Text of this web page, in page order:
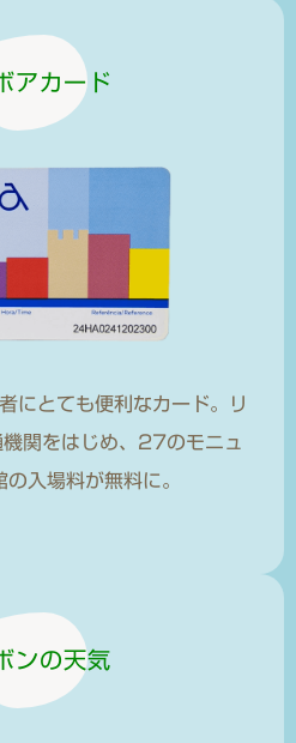
アカード
にとても便利なカード。リ
関をはじめ、27のモニュ
の入場料が無料に。
ンの天気